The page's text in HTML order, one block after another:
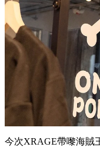
今次XRAGE帶嚟海賊